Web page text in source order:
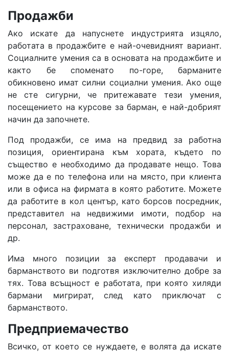
Продажби
Ако искате да напуснете индустрията изцяло,
работата в продажбите е най-очевидният вариант.
Социалните умения са в основата на продажбите и
както бе споменато по-горе, барманите
обикновено имат силни социални умения. Ако още
не сте сигурни, че притежавате тези умения,
посещението на курсове за барман, е най-добрият
начин да започнете.
Под продажби, се има на предвид за работна
позиция, ориентирана към хората, където по
същество е необходимо да продавате нещо. Това
може да е по телефона или на място, при клиента
или в офиса на фирмата в която работите. Можете
да работите в кол център, като борсов посредник,
представител на недвижими имоти, подбор на
персонал, застраховане, технически продажби и
др.
Има много позиции за експерт продавачи и
барманството ви подготвя изключително добре за
тях. Това всъщност е работата, при която хиляди
бармани мигрират, след като приключат с
барманството.
Предприемачество
Всичко, от което се нуждаете, е волята да искате